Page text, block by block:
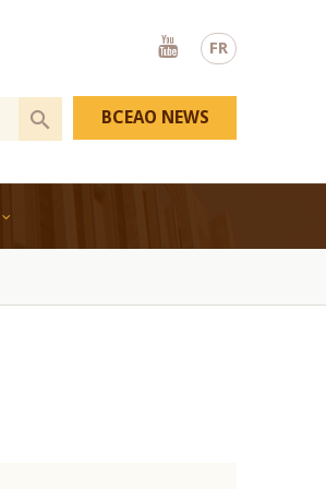
FR
Youtube
BCEAO NEWS